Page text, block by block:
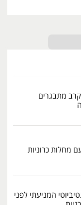
מתבגרים
מחלות כרוניות
המניעתי לפני